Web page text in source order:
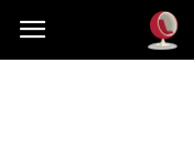
Dekoteria.pl